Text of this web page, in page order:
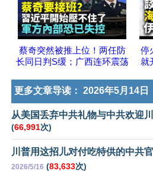
蔡奇突然被推上位！两任防
长同日判S缓；广西连环震荡
停
就
更多文章导读： 2026年5月14日
从美国丢弃中共礼物与中共欢迎
(66,991次)
川普用这招儿对付吃特供的中共
2026/5/16 (83,633次)